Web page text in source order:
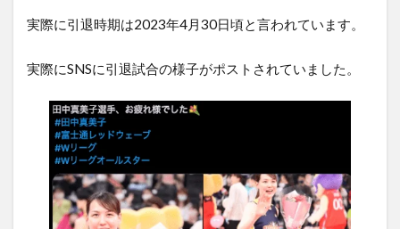
実際に引退時期は2023年4月30日頃と言われています。
実際にSNSに引退試合の様子がポストされていました。